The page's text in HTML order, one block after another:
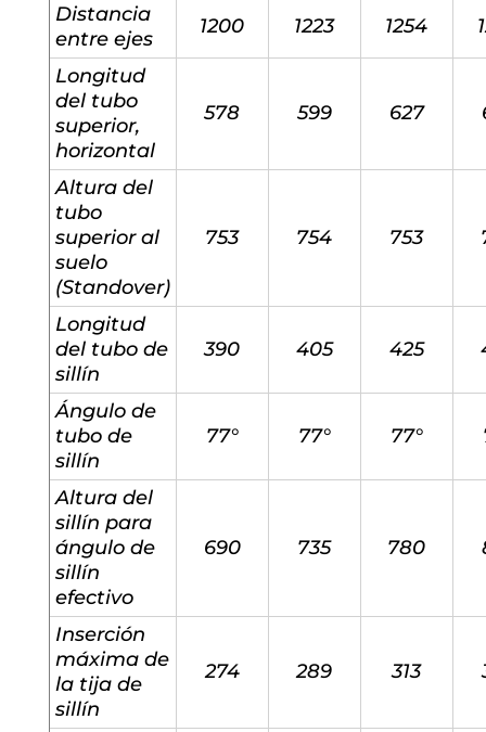
Distancia
entre ejes
1200 1223 1254
Longitud
del tubo
superior,
horizontal
578 599 627
Altura del
tubo
superior al
suelo
(Standover)
753 754 753
Longitud
del tubo de
sillín
390 405 425
Ángulo de
tubo de
sillín
77° 77° 77°
Altura del
sillín para
ángulo de
sillín
efectivo
690 735 780
Inserción
máxima de
la tija de
sillín
274 289 313